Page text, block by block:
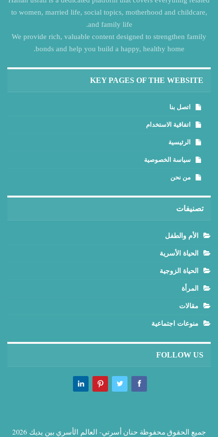
to women, married life, social topics, motherhood and childcare,
and family life.
We provide rich, valuable content designed to strengthen family
bonds and help you build a happy, healthy home.
KEY PAGES OF THE WEBSITE
اتصل بنا
اتفاقية الاستخدام
الرئيسية
سياسة الخصوصية
من نحن
تصنيفات
الأم والطفل
الحياة الأسرية
الحياة الزوجية
المرأة
مقالات
منوعات اجتماعية
FOLLOW US
جميع الحقوق محفوظة حنان أسرتي- العالم الأسري بين يديك 2026